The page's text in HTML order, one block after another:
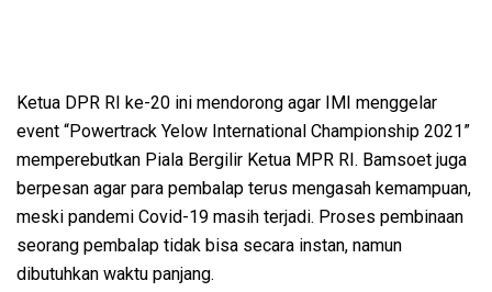
Ketua DPR RI ke-20 ini mendorong agar IMI menggelar
event “Powertrack Yelow International Championship 2021”
memperebutkan Piala Bergilir Ketua MPR RI. Bamsoet juga
berpesan agar para pembalap terus mengasah kemampuan,
meski pandemi Covid-19 masih terjadi. Proses pembinaan
seorang pembalap tidak bisa secara instan, namun
dibutuhkan waktu panjang.